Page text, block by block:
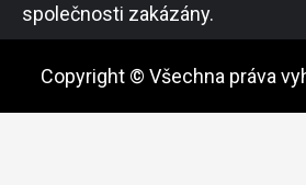
společnosti zakázány.
Copyright © Všechna práva